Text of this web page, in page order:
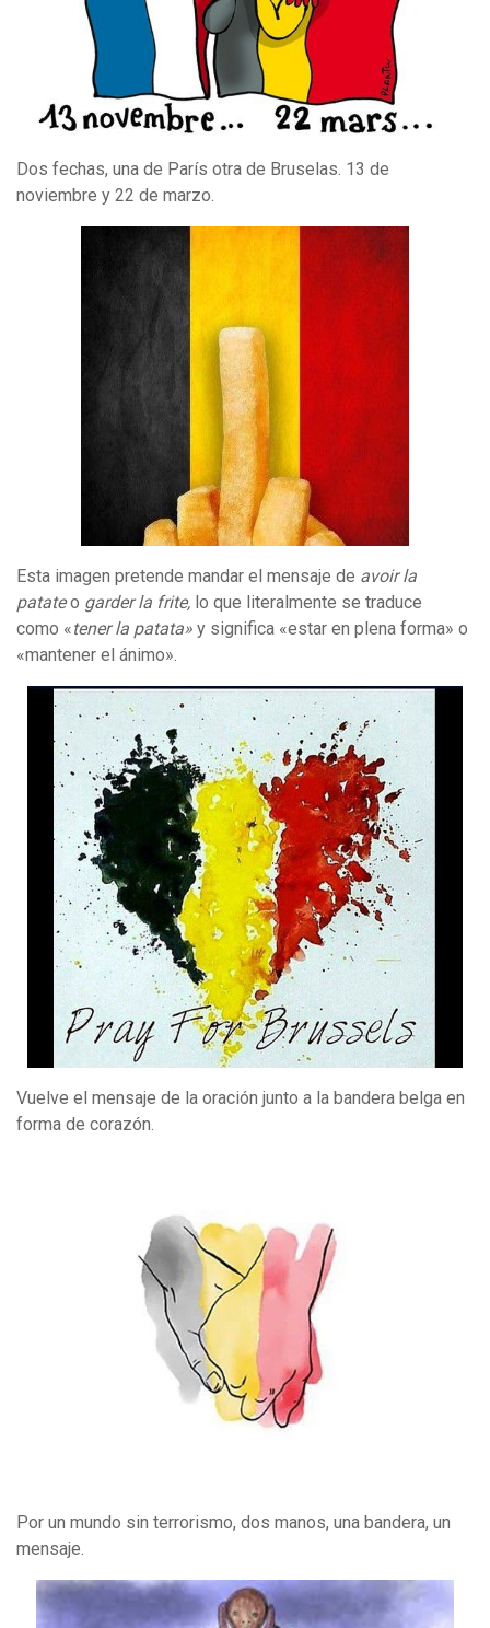
Dos fechas, una de París otra de Bruselas. 13 de
noviembre y 22 de marzo.
Esta imagen pretende mandar el mensaje de avoir la
patateo garder la frite, lo que literalmente se traduce
como «tener la patata» y significa «estar en plena forma» o
«mantener el ánimo».
Vuelve el mensaje de la oración junto a la bandera belga en
forma de corazón.
Por un mundo sin terrorismo, dos manos, una bandera, un
mensaje.